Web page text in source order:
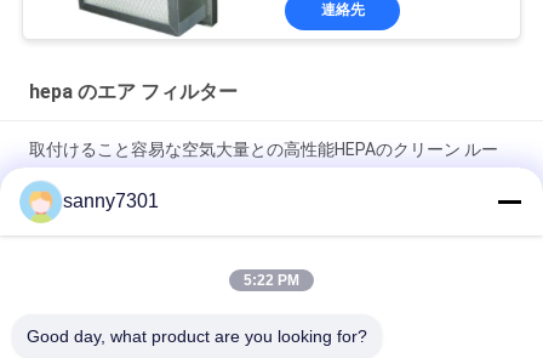
連絡先
hepa のエア フィルター
取付けること容易な空気大量との高性能HEPAのクリーン ルー
ムのエア フィルター
HVACシステムHEPAエア フィルターの分離器PUポリウレタン密
ームのろ過効率F9 F8 F7
sanny7301
5:22 PM
Good day, what product are you looking for?